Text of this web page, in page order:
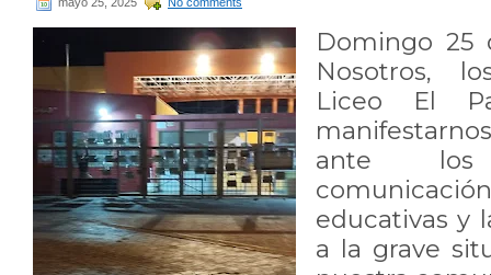
Domingo 25
Nosotros,
Liceo El
ante
educativas y
a la grave